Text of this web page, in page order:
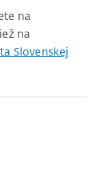
na
na
Slovenskej